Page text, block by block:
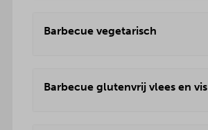
Barbecue vegetarisch
Barbecue glutenvrij vlees en vis